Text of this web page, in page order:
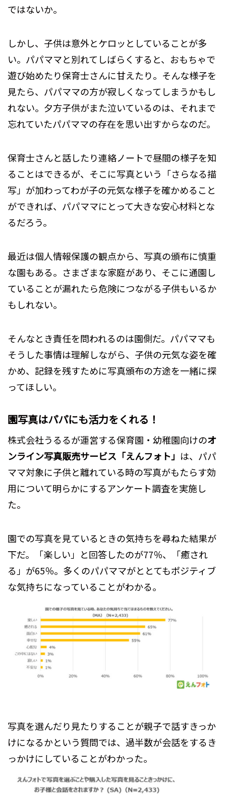
ではないか。
しかし、子供は意外とケロッとしていることが多
い。パパママと別れてしばらくすると、おもちゃで
遊び始めたり保育士さんに甘えたり。そんな様子を
見たら、パパママの方が寂しくなってしまうかもし
れない。夕方子供がまた泣いているのは、それまで
忘れていたパパママの存在を思い出すからなのだ。
保育士さんと話したり連絡ノートで昼間の様子を知
ることはできるが、そこに写真という「さらなる描
写」が加わってわが子の元気な様子を確かめること
ができれば、パパママにとって大きな安心材料とな
るだろう。
最近は個人情報保護の観点から、写真の頒布に慎重
な園もある。さまざまな家庭があり、そこに通園し
ていることが漏れたら危険につながる子供もいるか
もしれない。
そんなとき責任を問われるのは園側だ。パパママも
そうした事情は理解しながら、子供の元気な姿を確
かめ、記録を残すために写真頒布の方途を一緒に探
ってほしい。
園写真はパパにも活力をくれる！
株式会社うるるが運営する保育園・幼稚園向けのオ
ンライン写真販売サービス「えんフォト」 は、パパ
ママ対象に子供と離れている時の写真がもたらす効
用について明らかにするアンケート調査を実施し
た。
園での写真を見ているときの気持ちを尋ねた結果が
下だ。「楽しい」と回答したのが77％、「癒され
る」が65％。多くのパパママがととてもポジティブ
な気持ちになっていることがわかる。
写真を選んだり見たりすることが親子で話すきっか
けになるかという質問では、過半数が会話をするき
っかけにしていることがわかった。